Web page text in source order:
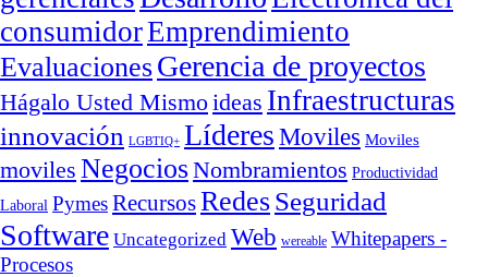
consumidorEmprendimiento
EvaluacionesGerencia de proyectos
Hágalo Usted Mismoideas Infraestructuras
innovación LGBTIQ+ LíderesMoviles Moviles
moviles NegociosNombramientos Productividad
Laboral PymesRecursosRedesSeguridad
Software Uncategorized Web wereable Whitepapers -
Procesos